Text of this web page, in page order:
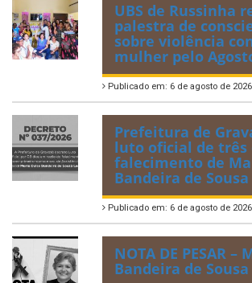
UBS de Russinha
palestra de
sobre violência
mulher pelo
Publicado em: 6 de agosto de 2026
Prefeitura de
luto oficial de três
falecimento de
Bandeira de Sousa
Publicado em: 6 de agosto de 2026
NOTA DE PESAR –
Bandeira de Sousa